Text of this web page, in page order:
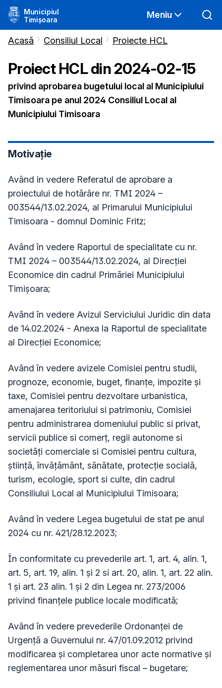
Municipiul
Timișoara
Meniu
Acasă Consiliul Local Proiecte HCL
Proiect HCL din2024-02-15
privind aprobarea bugetului local al Municipiului
Timisoara pe anul 2024 Consiliul Local al
Municipiului Timisoara
Motivație
Având in vedere Referatul de aprobare a
proiectului de hotărâre nr. TMI 2024 –
003544/13.02.2024, al Primarului Municipiului
Timisoara - domnul Dominic Fritz;
Având în vedere Raportul de specialitate cu nr.
TMI 2024 – 003544/13.02.2024, al Direcției
Economice din cadrul Primăriei Municipiului
Timișoara;
Având în vedere Avizul Serviciului Juridic din data
de 14.02.2024 - Anexa la Raportul de specialitate
al Direcției Economice;
Având în vedere avizele Comisiei pentru studii,
prognoze, economie, buget, finanțe, impozite și
taxe, Comisiei pentru dezvoltare urbanistica,
amenajarea teritoriului si patrimoniu, Comisiei
pentru administrarea domeniului public si privat,
servicii publice si comerţ, regii autonome si
societăţi comerciale si Comisiei pentru cultura,
ştiinţă, învăţământ, sănătate, protecţie socială,
turism, ecologie, sport si culte, din cadrul
Consiliului Local al Municipiului Timisoara;
Având în vedere Legea bugetului de stat pe anul
2024 cu nr. 421/28.12.2023;
În conformitate cu prevederile art. 1, art. 4, alin. 1,
art. 5, art. 19, alin. 1 şi 2 si art. 20, alin. 1, art. 22 alin.
1 şi art. 23 alin. 1 şi 2 din Legea nr. 273/2006
privind finanţele publice locale modificată;
Având în vedere prevederile Ordonanței de
Urgență a Guvernului nr. 47/01.09.2012 privind
modificarea şi completarea unor acte normative şi
reglementarea unor măsuri fiscal – bugetare;